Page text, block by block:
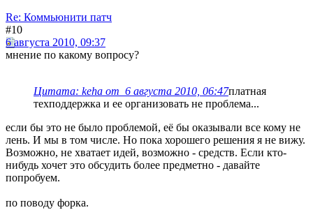
Re: Коммьюнити патч
#10
6 августа 2010, 09:37
мнение по какому вопросу?
Цитата: keha от 6 августа 2010, 06:47платная
техподдержка и ее организовать не проблема...
если бы это не было проблемой, её бы оказывали все кому не
лень. И мы в том числе. Но пока хорошего решения я не вижу.
Возможно, не хватает идей, возможно - средств. Если кто-
нибудь хочет это обсудить более предметно - давайте
попробуем.
по поводу форка.